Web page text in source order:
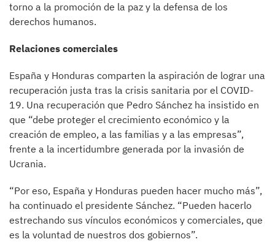
torno a la promoción de la paz y la defensa de los
derechos humanos.
Relaciones comerciales
España y Honduras comparten la aspiración de lograr una
recuperación justa tras la crisis sanitaria por el COVID-
19. Una recuperación que Pedro Sánchez ha insistido en
que “debe proteger el crecimiento económico y la
creación de empleo, a las familias y a las empresas”,
frente a la incertidumbre generada por la invasión de
Ucrania.
“Por eso, España y Honduras pueden hacer mucho más”,
ha continuado el presidente Sánchez. “Pueden hacerlo
estrechando sus vínculos económicos y comerciales, que
es la voluntad de nuestros dos gobiernos”.